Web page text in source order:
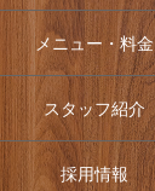
メニュー・料金
スタッフ紹介
採用情報